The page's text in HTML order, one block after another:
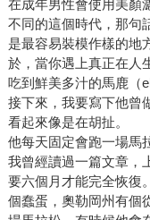
在成年男性會使用美顏
不同的這個時代，那句
是最容易裝模作樣的地
於，當你遇上真正在人
吃到鮮美多汁的馬鹿（
接下來，我要寫下他曾
看起來像是在胡扯。
他每天固定會跑一場馬
我曾經讀過一篇文章，
要六個月才能完全恢復
個蠢蛋，奧勒岡州有個